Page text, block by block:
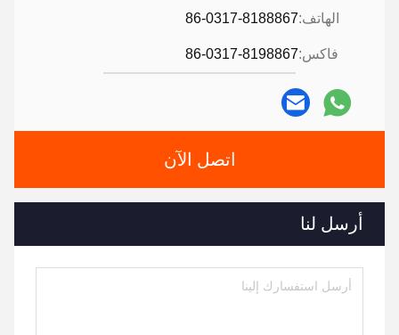
الهاتف:86-0317-8188867
فاكس:86-0317-8198867
اتصل الآن
أرسل لنا